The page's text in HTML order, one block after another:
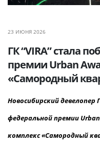
23 ИЮНЯ 2026
ГК “VIRA” стала
премии Urban
«Самородный
Новосибирский девелопер
федеральной премии
комплекс «Самородный